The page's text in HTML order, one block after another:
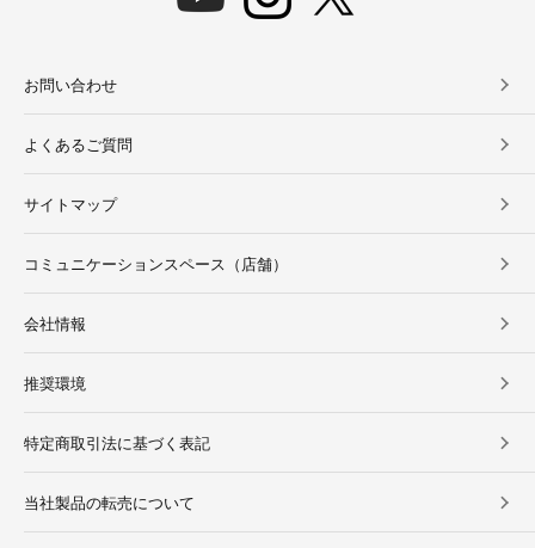
お問い合わせ
よくあるご質問
サイトマップ
コミュニケーションスペース（店舗）
会社情報
推奨環境
特定商取引法に基づく表記
当社製品の転売について